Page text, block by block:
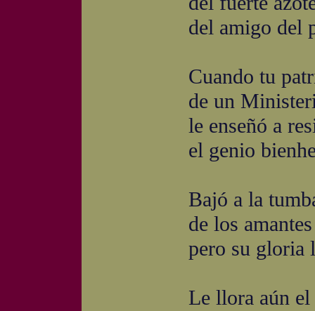
del amigo del
Cuando tu patria
de un Ministerio
le enseñó a
el genio
Bajó a la tumba
de los amantes
pero su gloria le
Le llora aún el